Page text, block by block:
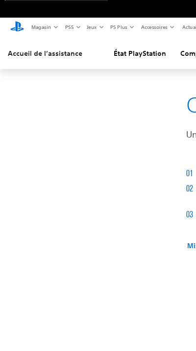
Magasin PS5 Jeux PS Plus Accessoires
Accueil de l’assistance État PlayStation